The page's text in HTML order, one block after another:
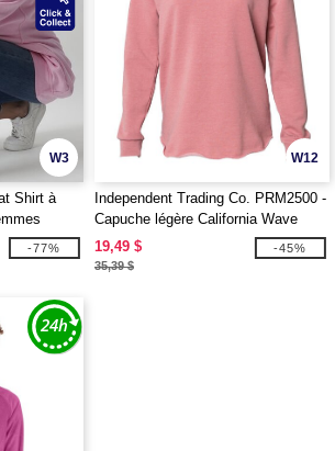
W3
Shirt à
-77%
W12
Independent Trading Co. PRM2500 -
Capuche légère California Wave
Wash pour femmes
19,49 $
35,39 $
-45%